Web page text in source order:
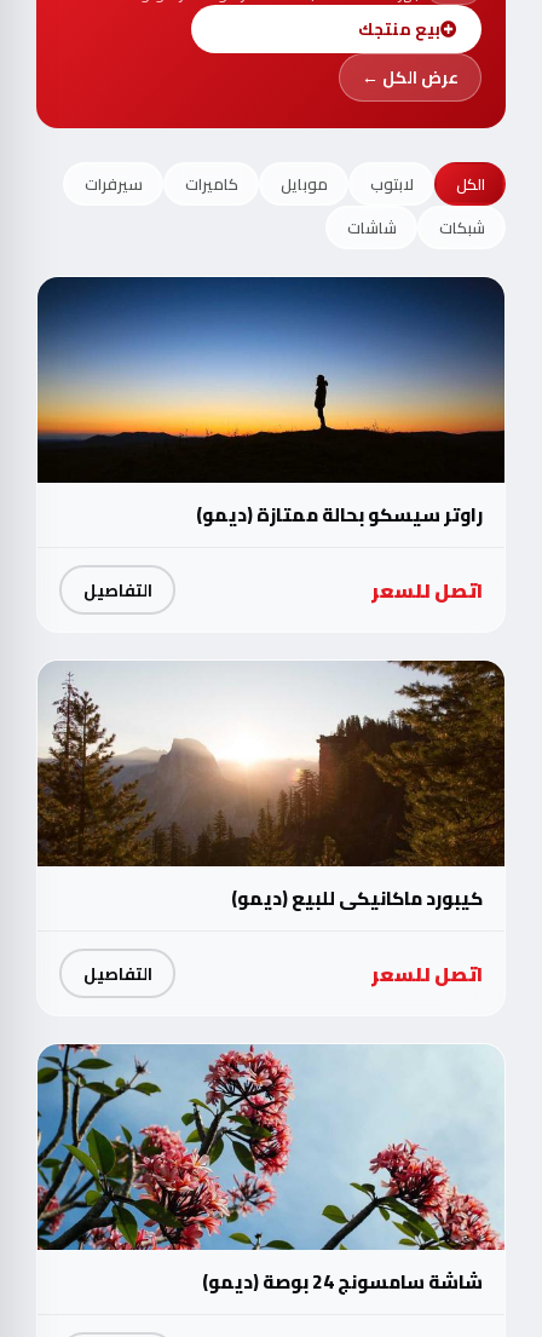
بيع منتجك
عرض الكل ←
الكل لابتوب موبايل كاميرات
سيرفرات
شبكات
شاشات
راوتر سيسكو بحالة ممتازة (ديمو)
اتصل للسعر التفاصيل
كيبورد ماكانيكي للبيع (ديمو)
اتصل للسعر التفاصيل
شاشة سامسونج 24 بوصة (ديمو)